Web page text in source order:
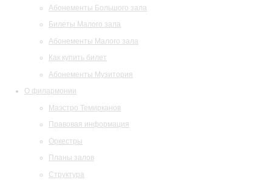
Абонементы Большого зала
Билеты Малого зала
Абонементы Малого зала
Как купить билет
Абонементы Музитория
О филармонии
Маэстро Темирканов
Правовая информация
Оркестры
Планы залов
Структура